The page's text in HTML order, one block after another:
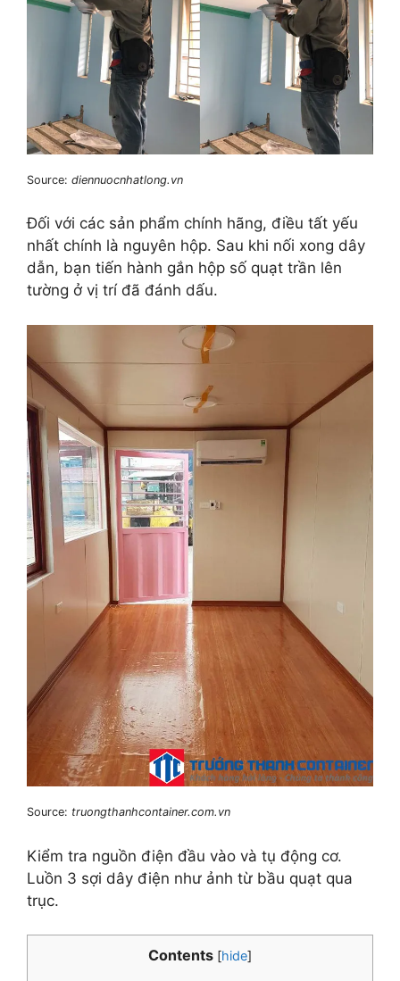
Source: diennuocnhatlong.vn
Đối với các sản phẩm chính hãng, điều tất yếu
nhất chính là nguyên hộp. Sau khi nối xong dây
dẫn, bạn tiến hành gắn hộp số quạt trần lên
tường ở vị trí đã đánh dấu.
Source: truongthanhcontainer.com.vn
Kiểm tra nguồn điện đầu vào và tụ động cơ.
Luồn 3 sợi dây điện như ảnh từ bầu quạt qua
trục.
Contents [hide]